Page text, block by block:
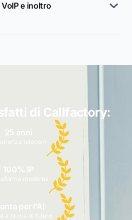
e inoltro
di Callfactory:
25 anni
telecom
100% IP
moderna
per l'AI
a prova di futuro